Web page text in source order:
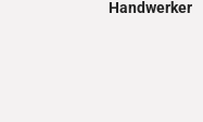
Handwerker